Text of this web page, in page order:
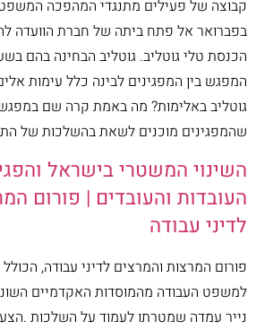
בפברואר אל פתח ביתה של חברת הוועדה
הכנסת טלי גוטליב. גוטליב הבחינה בהם
המפגש בין המפגינים לבינה כלל עימות
גוטליב באלימות? מה באמת קרה שם
שהמפגינים מוכנים לשאת בהשלכות של
השינוי המשטרי בישראל
העובדות והעובדים | פורום
לדיני עבודה
פורום המרצות והמרצים לדיני עבודה,
למשפט העבודה מהמוסדות האקדמיים
נייר עמדה שמטרתו לעמוד על השלכות